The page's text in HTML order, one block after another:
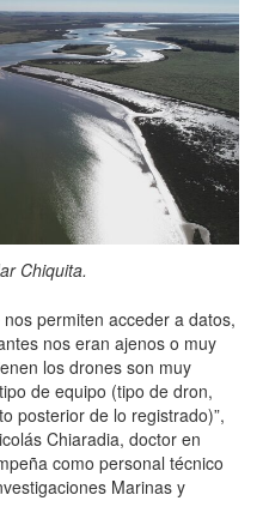
Chiquita.
permiten acceder a datos,
nos eran ajenos o muy
los drones son muy
de equipo (tipo de dron,
posterior de lo registrado)”,
Chiaradia, doctor en
como personal técnico
Marinas y